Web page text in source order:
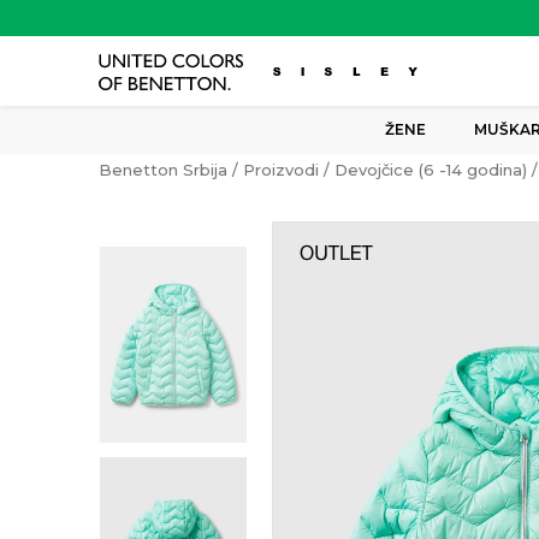
ŽENE
Benetton Srbija Proizvodi Devojčice (6 -14 godina)